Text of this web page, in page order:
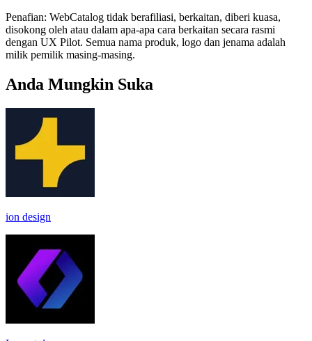
Penafian: WebCatalog tidak berafiliasi, berkaitan, diberi kuasa,
disokong oleh atau dalam apa-apa cara berkaitan secara rasmi
dengan UX Pilot. Semua nama produk, logo dan jenama adalah
milik pemilik masing-masing.
Anda Mungkin Suka
ion design